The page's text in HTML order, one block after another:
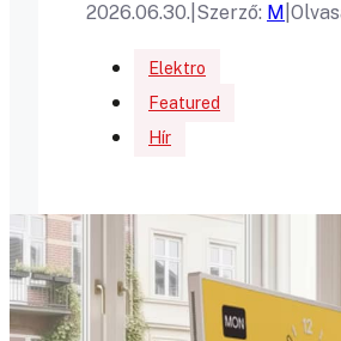
2026.06.30. Szerző: M
Elektro
Featured
Hír